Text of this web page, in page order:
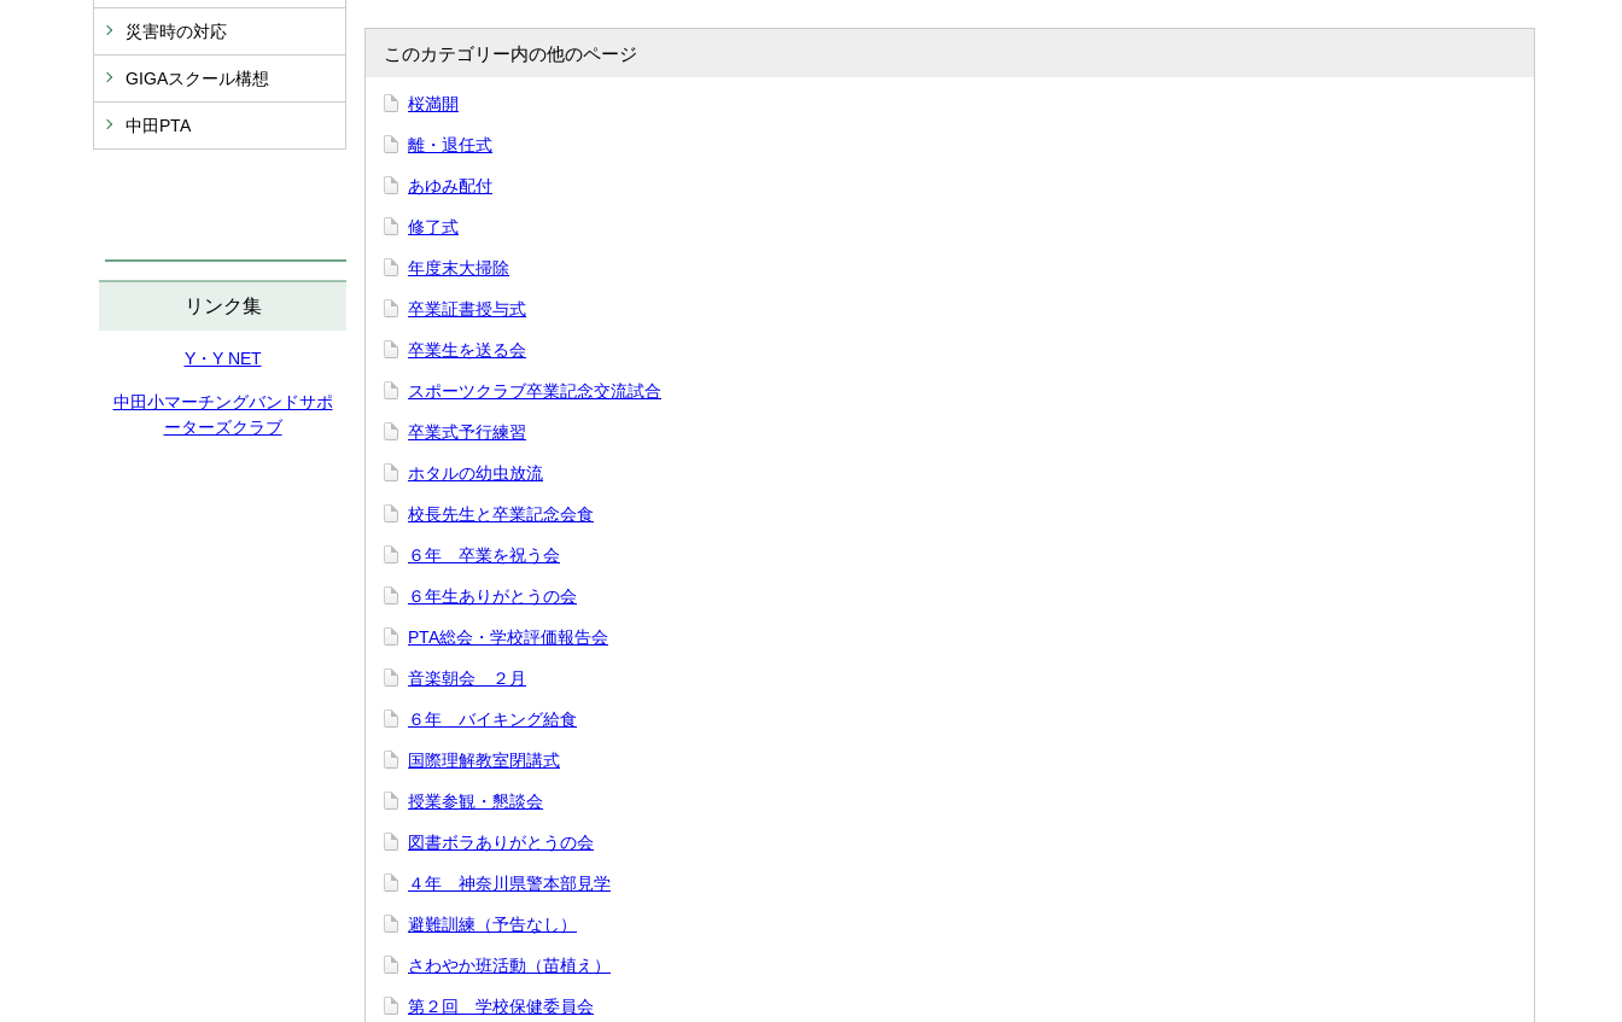
災害時の対応
GIGAスクール構想
中田PTA
リンク集
Y・Y NET
中田小マーチングバンドサポ
ーターズクラブ
このカテゴリー内の他のページ
桜満開
離・退任式
あゆみ配付
修了式
年度末大掃除
卒業証書授与式
卒業生を送る会
スポーツクラブ卒業記念交流試合
卒業式予行練習
ホタルの幼虫放流
校長先生と卒業記念会食
６年 卒業を祝う会
６年生ありがとうの会
PTA総会・学校評価報告会
音楽朝会 ２月
６年 バイキング給食
国際理解教室閉講式
授業参観・懇談会
図書ボラありがとうの会
４年 神奈川県警本部見学
避難訓練（予告なし）
さわやか班活動（苗植え）
第２回 学校保健委員会